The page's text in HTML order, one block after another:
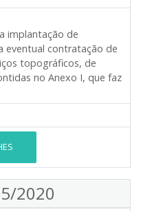
implantação de
eventual contratação de
topográficos, de
no Anexo I, que faz
2020